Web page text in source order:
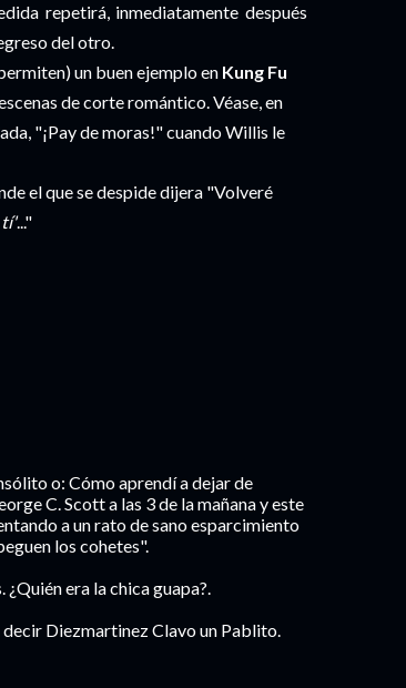
repetirá, inmediatamente después
del otro.
un buen ejemplo en Kung Fu
de corte romántico. Véase, en
"¡Pay de moras!" cuando Willis le
el que se despide dijera "Volveré
tí'..."
o: Cómo aprendí a dejar de
C. Scott a las 3 de la mañana y este
a un rato de sano esparcimiento
los cohetes".
era la chica guapa?.
Diezmartinez Clavo un Pablito.